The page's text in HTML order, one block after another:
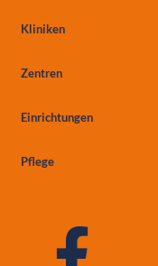
Kliniken
Zentren
Einrichtungen
Pflege